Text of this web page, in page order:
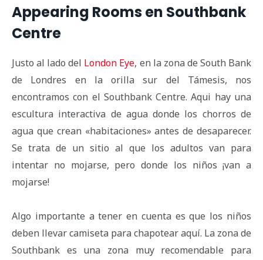
Appearing Rooms en Southbank
Centre
Justo al lado del London Eye, en la zona de South Bank
de Londres en la orilla sur del Támesis, nos
encontramos con el Southbank Centre. Aqui hay una
escultura interactiva de agua donde los chorros de
agua que crean «habitaciones» antes de desaparecer.
Se trata de un sitio al que los adultos van para
intentar no mojarse, pero donde los niños ¡van a
mojarse!
Algo importante a tener en cuenta es que los niños
deben llevar camiseta para chapotear aquí. La zona de
Southbank es una zona muy recomendable para